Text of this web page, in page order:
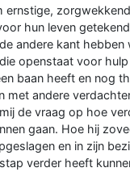
ernstige,
hun leven
andere kant
openstaat voor
baan heeft en nog
met andere
de vraag op hoe
gaan. Hoe hij
en in zijn
verder heeft